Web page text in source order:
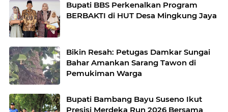
Bupati BBS Perkenalkan Program
BERBAKTI di HUT Desa Mingkung Jaya
Bikin Resah: Petugas Damkar Sungai
Bahar Amankan Sarang Tawon di
Pemukiman Warga
Bupati Bambang Bayu Suseno Ikut
Presisi Merdeka Run 2026 Bersama